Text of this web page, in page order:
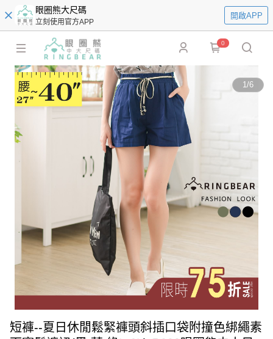
眼圈熊大尺碼
立刻使用官方APP
開啟APP
0
1/6
短褲--夏日休閒鬆緊褲頭斜插口袋附撞色綁繩素